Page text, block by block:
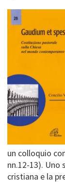
un colloquio
nn.12-13). Uno
cristiana e la